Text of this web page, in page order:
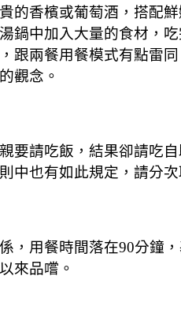
的香檳或葡萄酒，搭配
鍋中加入大量的食材，
跟兩餐用餐模式有點雷
觀念。
要請吃飯，結果卻請吃
中也有如此規定，請分
，用餐時間落在90分鐘
來品嚐。